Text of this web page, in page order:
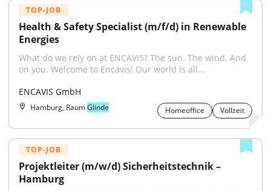
TOP-JOB
Health & Safety Specialist (m/f/d) in Renewable
Energies
What do we rely on at ENCAVIS? The sun. The wind. And
on you. Welcome to Encavis! Our world is all...
ENCAVIS GmbH
Hamburg, RaumGlinde Homeoffice Vollzeit
TOP-JOB
Projektleiter (m/w/d) Sicherheitstechnik –
Hamburg